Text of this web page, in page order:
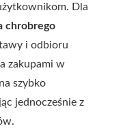
Dla
chrobrego
i odbioru
zakupami w
szybko
jednocześnie z